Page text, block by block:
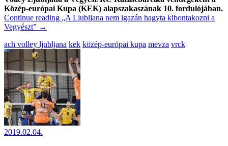
Közép-európai Kupa (KEK) alapszakaszának 10. fordulójában.
Continue reading „A Ljubljana nem igazán hagyta kibontakozni a
Vegyészt” →
ach volley ljubljana kek közép-európai kupa mevza vrck
2019.02.04.